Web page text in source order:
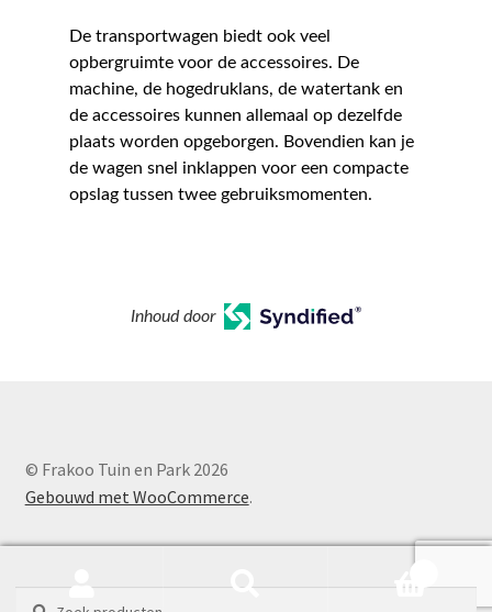
De transportwagen biedt ook veel
opbergruimte voor de accessoires. De
machine, de hogedruklans, de watertank en
de accessoires kunnen allemaal op dezelfde
plaats worden opgeborgen. Bovendien kan je
de wagen snel inklappen voor een compacte
opslag tussen twee gebruiksmomenten.
Inhoud door
© Frakoo Tuin en Park 2026
Gebouwd met WooCommerce.